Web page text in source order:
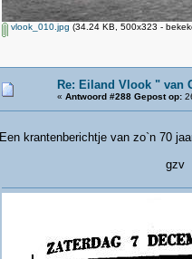
vlook_010.jpg (34.24 KB, 500x323 -
Re: Eiland Vlook " van
« Antwoord #288 Gepost op:
Een krantenberichtje van zo`n 70
gzv